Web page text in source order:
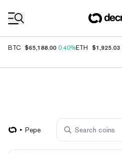
BTC $65,188.00 0.40%ETH $1,925.03
Pepe